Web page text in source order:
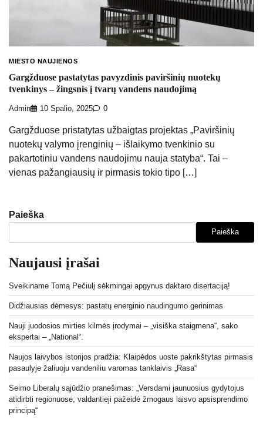
MIESTO NAUJIENOS
Gargžduose pastatytas pavyzdinis paviršinių nuotekų
tvenkinys – žingsnis į tvarų vandens naudojimą
Admin 10 Spalio, 2025 0
Gargžduose pristatytas užbaigtas projektas „Paviršinių
nuotekų valymo įrenginių – išlaikymo tvenkinio su
pakartotiniu vandens naudojimu nauja statyba“. Tai –
vienas pažangiausių ir pirmasis tokio tipo […]
Paieška
Paieška
Naujausi įrašai
Sveikiname Tomą Pečiulį sėkmingai apgynus daktaro disertaciją!
Didžiausias dėmesys: pastatų energinio naudingumo gerinimas
Nauji juodosios mirties kilmės įrodymai – „visiška staigmena“, sako
ekspertai – „National“.
Naujos laivybos istorijos pradžia: Klaipėdos uoste pakrikštytas pirmasis
pasaulyje žaliuoju vandeniliu varomas tanklaivis „Rasa“
Seimo Liberalų sąjūdžio pranešimas: „Versdami jaunuosius gydytojus
atidirbti regionuose, valdantieji pažeidė žmogaus laisvo apsisprendimo
principą“